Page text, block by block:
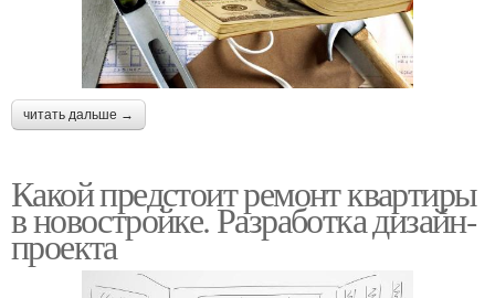
читать дальше →
Какой предстоит ремонт квартиры
в новостройке. Разработка дизайн-
проекта